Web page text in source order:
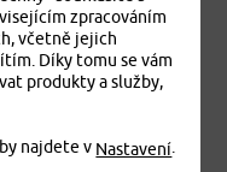
MEDVÍDEK
cizinců
cizinců Plus
cizinců Exclusive
zpracováním
včetně jejich
Díky tomu se vám
produkty a služby,
najdete v Nastavení.